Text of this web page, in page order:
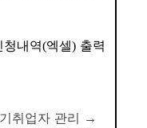
청내역(엑셀) 출력
취업자 관리 →